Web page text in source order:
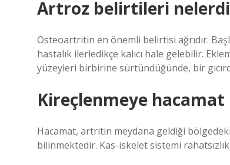
Artroz belirtileri
Osteoartritin en önemli belirtisi ağrıdır.
hastalık ilerledikçe kalıcı hale gelebilir.
yüzeyleri birbirine sürtündüğünde, bir
Kireçlenmeye
Hacamat, artritin meydana geldiği bölgedeki
bilinmektedir. Kas-iskelet sistemi